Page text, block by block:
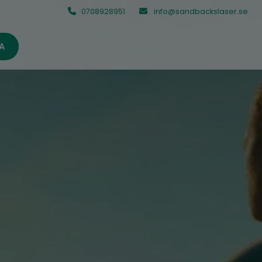
0708928951 info@sandbackslaser.se